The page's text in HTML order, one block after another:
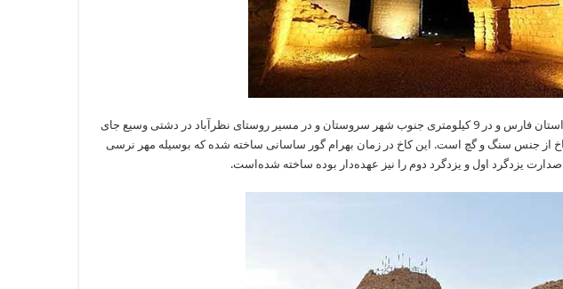
کاخ سروستان در استان فارس و در 9 کیلومتری جنوب شهر سروستان و در مسیر روستای نظرآباد در دشتی وسیع جای
از جنس سنگ و گچ است. این کاخ در زمان بهرام گور ساسانی ساخته شده که بوسیله مهر نرسی
یزدگرد اول و یزدگرد دوم را نیز عهده‌دار بوده ساخته شده‌است.